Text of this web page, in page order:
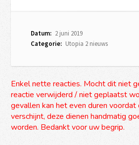
Datum: 2 juni 2019
Categorie: Utopia 2 nieuws
Enkel nette reacties. Mocht dit niet
reactie verwijderd / niet geplaatst
gevallen kan het even duren voordat
verschijnt, deze dienen handmatig
worden. Bedankt voor uw begrip.